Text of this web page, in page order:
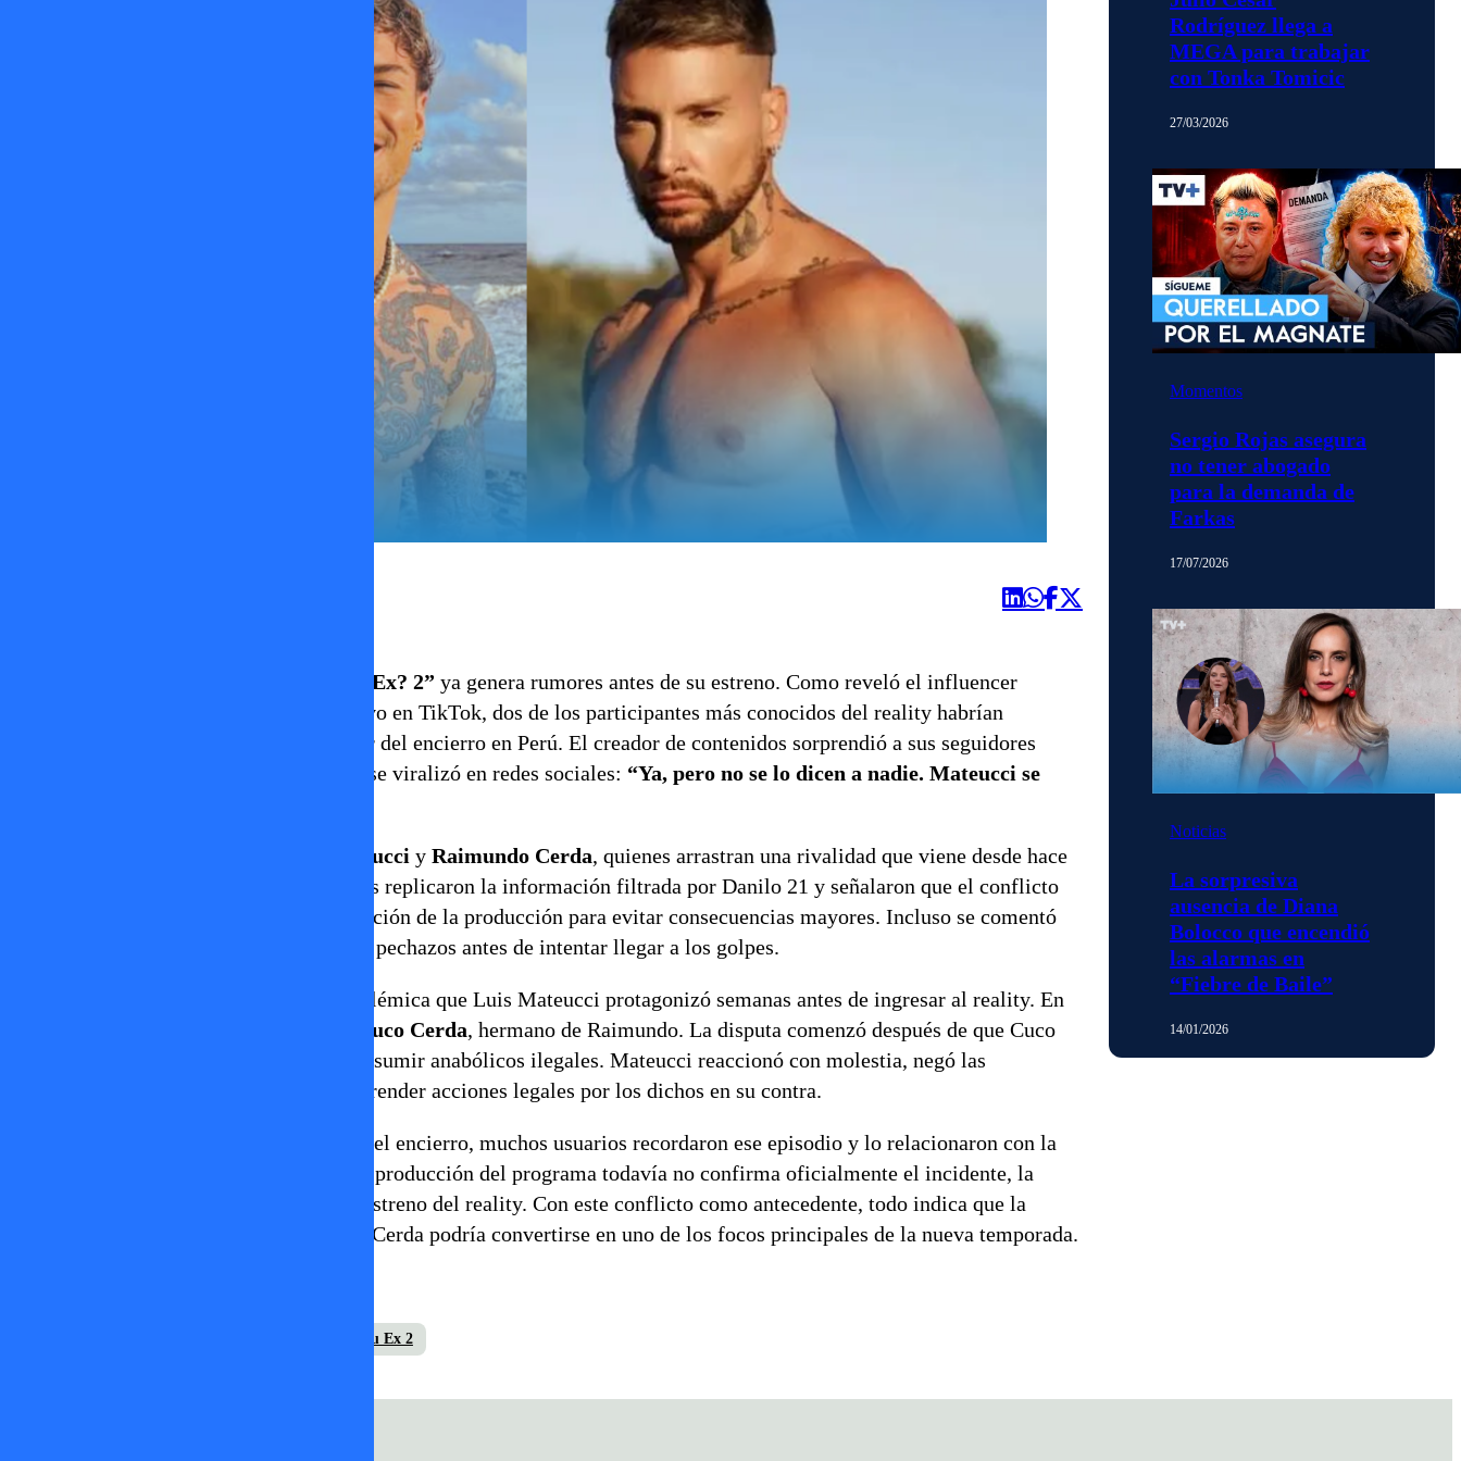
“¿Volverías con tu Ex? 2” ya genera rumores antes de su estreno. Como reveló el influencer
durante una transmisión en vivo en TikTok, dos de los participantes más conocidos del reality habrían
protagonizado una fuerte pelea al interior del encierro en Perú. El creador de contenidos sorprendió a sus seguidores
cuando lanzó una frase que rápidamente se viralizó en redes sociales: “Ya, pero no se lo dicen a nadie. Mateucci se
Luis Mateucci y Raimundo Cerda, quienes arrastran una rivalidad que viene desde hace
tiempo. Diversos portales de espectáculos replicaron la información filtrada por Danilo 21 y señalaron que el conflicto
habría escalado hasta requerir la intervención de la producción para evitar consecuencias mayores. Incluso se comentó
que ambos comenzaron con empujones y pechazos antes de intentar llegar a los golpes.
El enfrentamiento también revive una polémica que Luis Mateucci protagonizó semanas antes de ingresar al reality. En
Cuco Cerda, hermano de Raimundo. La disputa comenzó después de que Cuco
acusara públicamente al argentino de consumir anabólicos ilegales. Mateucci reaccionó con molestia, negó las
acusaciones y advirtió que evaluaba emprender acciones legales por los dichos en su contra.
Tras conocerse la supuesta pelea dentro del encierro, muchos usuarios recordaron ese episodio y lo relacionaron con la
enemistad entre ambas partes. Aunque la producción del programa todavía no confirma oficialmente el incidente, la
filtración aumentó la expectativa por el estreno del reality. Con este conflicto como antecedente, todo indica que la
convivencia entre Mateucci y Raimundo Cerda podría convertirse en uno de los focos principales de la nueva temporada.
Volverías con tu Ex 2
Rodríguez llega a
MEGA para trabajar
con Tonka Tomicic
27/03/2026
Momentos
Sergio Rojas asegura
no tener abogado
para la demanda de
Farkas
17/07/2026
Noticias
La sorpresiva
ausencia de Diana
Bolocco que encendió
las alarmas en
“Fiebre de Baile”
14/01/2026